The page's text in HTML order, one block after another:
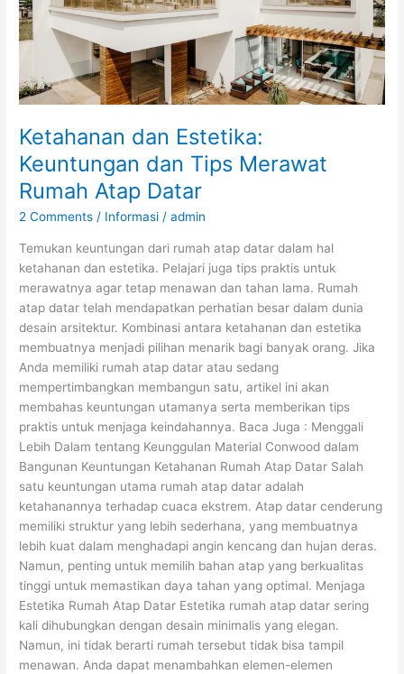
Ketahanan dan Estetika:
Keuntungan dan Tips Merawat
Rumah Atap Datar
2 Comments / Informasi /admin
Temukan keuntungan dari rumah atap datar dalam hal
ketahanan dan estetika. Pelajari juga tips praktis untuk
merawatnya agar tetap menawan dan tahan lama. Rumah
atap datar telah mendapatkan perhatian besar dalam dunia
desain arsitektur. Kombinasi antara ketahanan dan estetika
membuatnya menjadi pilihan menarik bagi banyak orang. Jika
Anda memiliki rumah atap datar atau sedang
mempertimbangkan membangun satu, artikel ini akan
membahas keuntungan utamanya serta memberikan tips
praktis untuk menjaga keindahannya. Baca Juga : Menggali
Lebih Dalam tentang Keunggulan Material Conwood dalam
Bangunan Keuntungan Ketahanan Rumah Atap Datar Salah
satu keuntungan utama rumah atap datar adalah
ketahanannya terhadap cuaca ekstrem. Atap datar cenderung
memiliki struktur yang lebih sederhana, yang membuatnya
lebih kuat dalam menghadapi angin kencang dan hujan deras.
Namun, penting untuk memilih bahan atap yang berkualitas
tinggi untuk memastikan daya tahan yang optimal. Menjaga
Estetika Rumah Atap Datar Estetika rumah atap datar sering
kali dihubungkan dengan desain minimalis yang elegan.
Namun, ini tidak berarti rumah tersebut tidak bisa tampil
menawan. Anda dapat menambahkan elemen-elemen
Rumah
Atap